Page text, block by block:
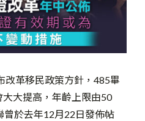
改革移民政策方針，485畢
大提高，年齡上限由50
曾於去年12月22日發佈帖